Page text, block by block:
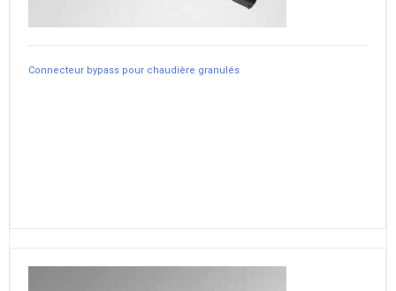
Connecteur bypass pour chaudière granulés